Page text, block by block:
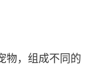
物，组成不同的